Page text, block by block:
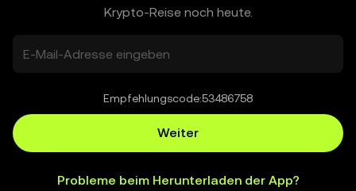
Krypto-Reise noch heute.
Empfehlungscode:53486758
Weiter
Probleme beim Herunterladen der App?